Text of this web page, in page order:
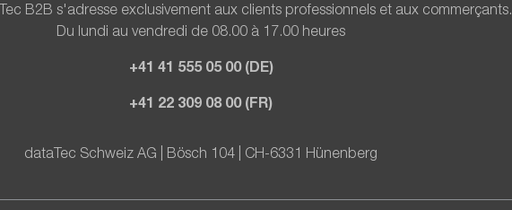
B2B s'adresse exclusivement aux clients professionnels et aux commerçants.
Du lundi au vendredi de 08.00 à 17.00 heures
+41 41 555 05 00 (DE)
+41 22 309 08 00 (FR)
dataTec Schweiz AG | Bösch 104 | CH-6331 Hünenberg